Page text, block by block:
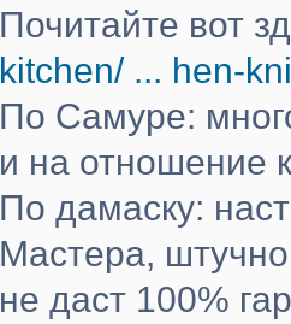
Почитайте вот
kitchen/ ... hen-
По Самуре:
и на отношение
По дамаску:
Мастера,
не даст 100%